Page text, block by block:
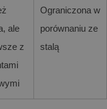
ale
z
Ograniczona w
porównaniu ze
stalą